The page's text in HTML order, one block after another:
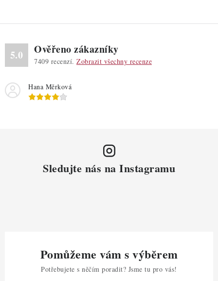
5.0 Ověřeno zákazníky
7409 recenzí. Zobrazit všechny recenze
Hana Měrková
Sledujte nás na Instagramu
Pomůžeme vám s výběrem
Potřebujete s něčím poradit? Jsme tu pro vás!